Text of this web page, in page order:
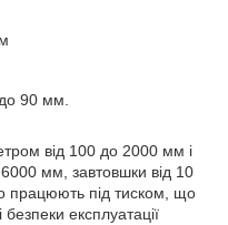
90 мм.
від 100 до 2000 мм і
мм, завтовшки від 10
працюють під тиском, що
експлуатації